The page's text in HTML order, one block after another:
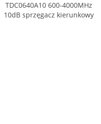
TDC0640A10 600-4000MHz
10dB sprzęgacz kierunkowy